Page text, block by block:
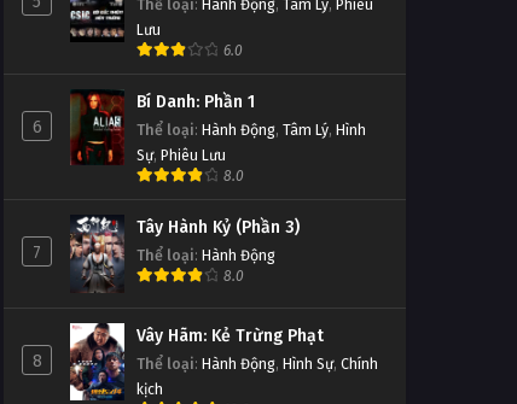
Thể loại: Hành Động, Tâm Lý, Phiêu
Lưu
6.0
6
Bí Danh: Phần 1
Thể loại: Hành Động, Tâm Lý, Hình
Sự, Phiêu Lưu
8.0
7
Tây Hành Kỷ (Phần 3)
Thể loại: Hành Động
8.0
8
Vây Hãm: Kẻ Trừng Phạt
Thể loại: Hành Động, Hình Sự, Chính
kịch